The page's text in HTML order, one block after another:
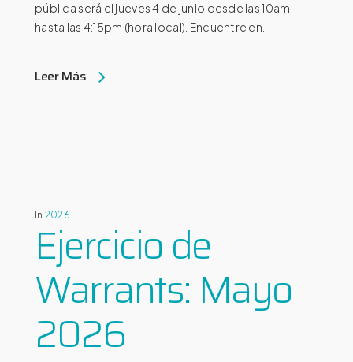
pública será el jueves 4 de junio desde las 10am
hasta las 4:15pm (hora local).​​​​​ Encuentre en...
Leer Más
In 2026
Ejercicio de
Warrants: Mayo
2026